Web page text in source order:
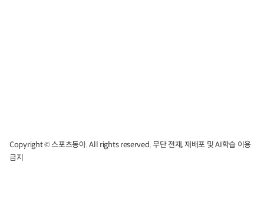
Copyright © 스포츠동아. All rights reserved. 무단 전재, 재배포 및 AI학습 이용
금지